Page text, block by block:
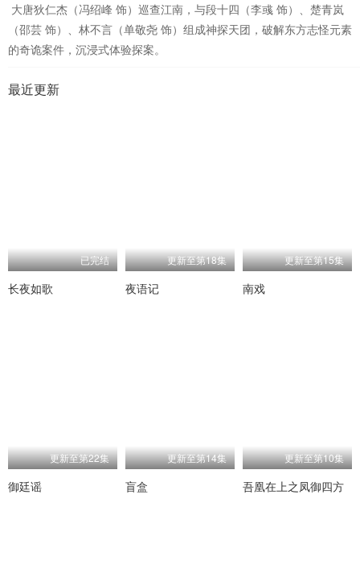
大唐狄仁杰（冯绍峰 饰）巡查江南，与段十四（李彧 饰）、楚青岚
（邵芸 饰）、林不言（单敬尧 饰）组成神探天团，破解东方志怪元素
的奇诡案件，沉浸式体验探案。
最近更新
已完结
长夜如歌
更新至第18集
夜语记
更新至第15集
南戏
更新至第22集
御廷谣
更新至第14集
盲盒
更新至第10集
吾凰在上之凤御四方